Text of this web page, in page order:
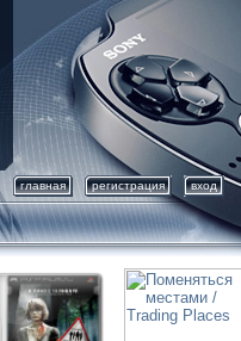
главная регистрация вход